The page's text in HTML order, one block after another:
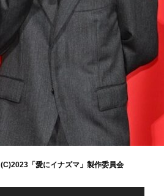
(C)2023「愛にイナズマ」製作委員会